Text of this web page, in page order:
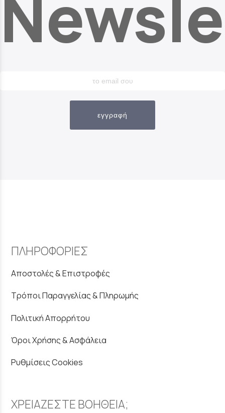
εγγραφή
ΠΛΗΡΟΦΟΡΙΕΣ
Αποστολές & Επιστροφές
Τρόποι Παραγγελίας & Πληρωμής
Πολιτική Απορρήτου
Όροι Χρήσης & Ασφάλεια
Ρυθμίσεις Cookies
ΧΡΕΙΑΖΕΣΤΕ ΒΟΗΘΕΙΑ;